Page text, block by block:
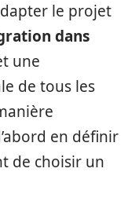
le projet
dans
une
de tous les
en définir
de choisir un